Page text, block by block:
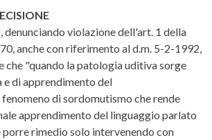
denunciando violazione dell'art. 1 della
anche con riferimento al d.m. 5-2-1992,
che "quando la patologia uditiva sorge
e di apprendimento del
fenomeno di sordomutismo che rende
apprendimento del linguaggio parlato
porre rimedio solo intervenendo con